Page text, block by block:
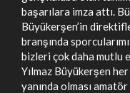
başarılara imza attı.
Büyükerşen’in
branşında
bizleri çok daha mutlu
Yılmaz Büyükerşen
yanında olması